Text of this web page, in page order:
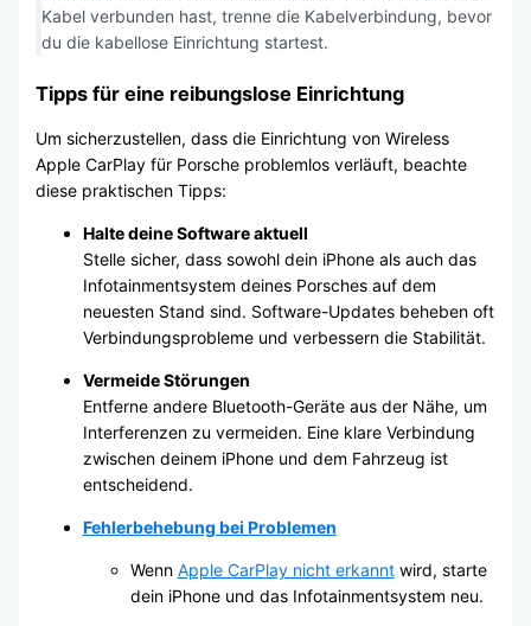
Kabel verbunden hast, trenne die Kabelverbindung, bevor
du die kabellose Einrichtung startest.
Tipps für eine reibungslose Einrichtung
Um sicherzustellen, dass die Einrichtung von Wireless
Apple CarPlay für Porsche problemlos verläuft, beachte
diese praktischen Tipps:
Halte deine Software aktuell
Stelle sicher, dass sowohl dein iPhone als auch das
Infotainmentsystem deines Porsches auf dem
neuesten Stand sind. Software-Updates beheben oft
Verbindungsprobleme und verbessern die Stabilität.
Vermeide Störungen
Entferne andere Bluetooth-Geräte aus der Nähe, um
Interferenzen zu vermeiden. Eine klare Verbindung
zwischen deinem iPhone und dem Fahrzeug ist
entscheidend.
Fehlerbehebung bei Problemen
Wenn Apple CarPlay nicht erkanntwird, starte
dein iPhone und das Infotainmentsystem neu.